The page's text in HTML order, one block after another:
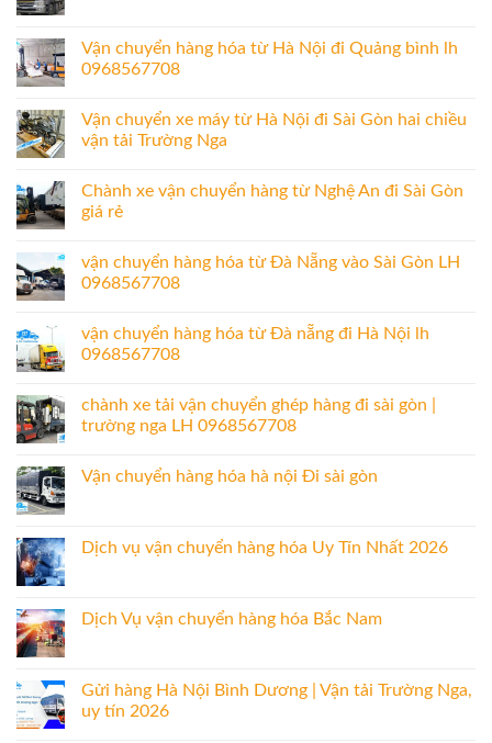
Vận chuyển hàng hóa từ Hà Nội đi Quảng bình lh
0968567708
Vận chuyển xe máy từ Hà Nội đi Sài Gòn hai chiều
vận tải Trường Nga
Chành xe vận chuyển hàng từ Nghệ An đi Sài Gòn
giá rẻ
vận chuyển hàng hóa từ Đà Nẵng vào Sài Gòn LH
0968567708
vận chuyển hàng hóa từ Đà nẵng đi Hà Nội lh
0968567708
chành xe tải vận chuyển ghép hàng đi sài gòn |
trường nga LH 0968567708
Vận chuyển hàng hóa hà nội Đi sài gòn
Dịch vụ vận chuyển hàng hóa Uy Tín Nhất 2026
Dịch Vụ vận chuyển hàng hóa Bắc Nam
Gửi hàng Hà Nội Bình Dương | Vận tải Trường Nga,
uy tín 2026